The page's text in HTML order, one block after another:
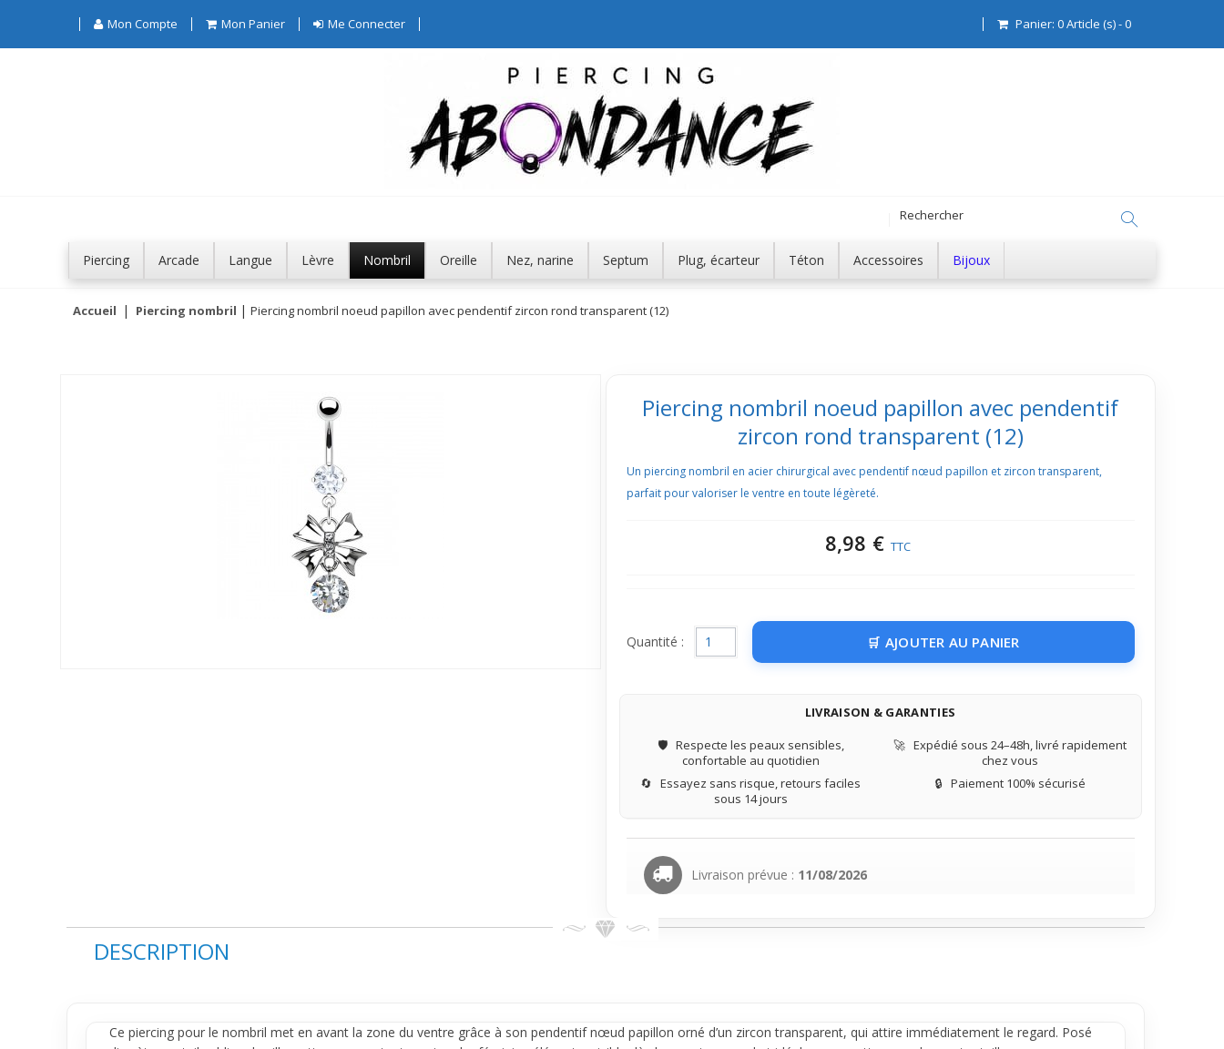
Mon Compte Mon Panier Me Connecter Panier: 0Article (s)-0
Piercing Arcade Langue Lèvre Nombril Oreille Nez, narine Septum Plug, écarteur Téton Accessoires Bijoux
Accueil Piercing nombril Piercing nombril noeud papillon avec pendentif zircon rond transparent (12)
Piercing nombril noeud papillon avec pendentif
zircon rond transparent (12)
Un piercing nombril en acier chirurgical avec pendentif nœud papillon et zircon transparent,
parfait pour valoriser le ventre en toute légèreté.
8,98 € TTC
Quantité : AJOUTER AU PANIER
LIVRAISON & GARANTIES
🛡️ Respecte les peaux sensibles,
confortable au quotidien
🚀 Expédié sous 24–48h, livré rapidement
chez vous
🔄 Essayez sans risque, retours faciles
sous 14 jours
🔒 Paiement 100% sécurisé
Livraison prévue : 11/08/2026
DESCRIPTION
Ce piercingpour le nombril met en avant la zone du ventre grâce à son pendentifnœud papillon orné d’un zircon transparent, qui attire immédiatement le regard. Posé